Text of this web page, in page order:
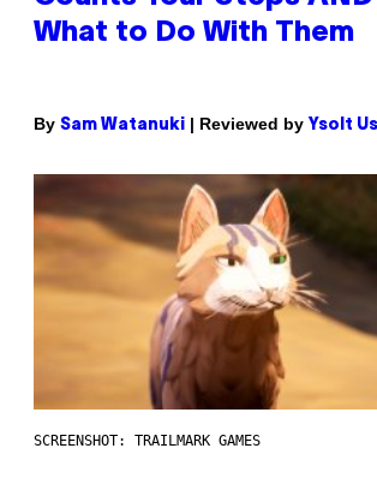
What to Do With Them
By Sam Watanuki | Reviewed by Ysolt
SCREENSHOT: TRAILMARK GAMES